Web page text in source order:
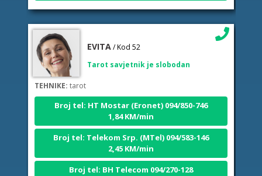
TEHNIKE:tarot
Broj tel: HT Mostar (Eronet) 094/850-746
1,84 KM/min
Broj tel: Telekom Srp. (MTel) 094/583-146
2,45 KM/min
Broj tel: BH Telecom 094/270-128
2,42 KM/min